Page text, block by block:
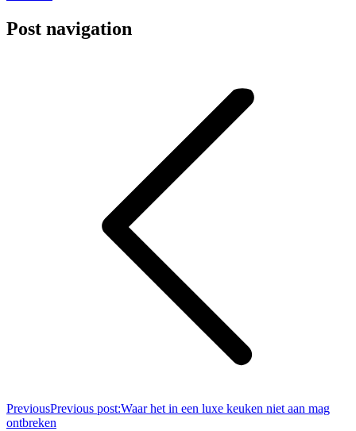
Post navigation
PreviousPrevious post:Waar het in een luxe keuken niet aan mag
ontbreken